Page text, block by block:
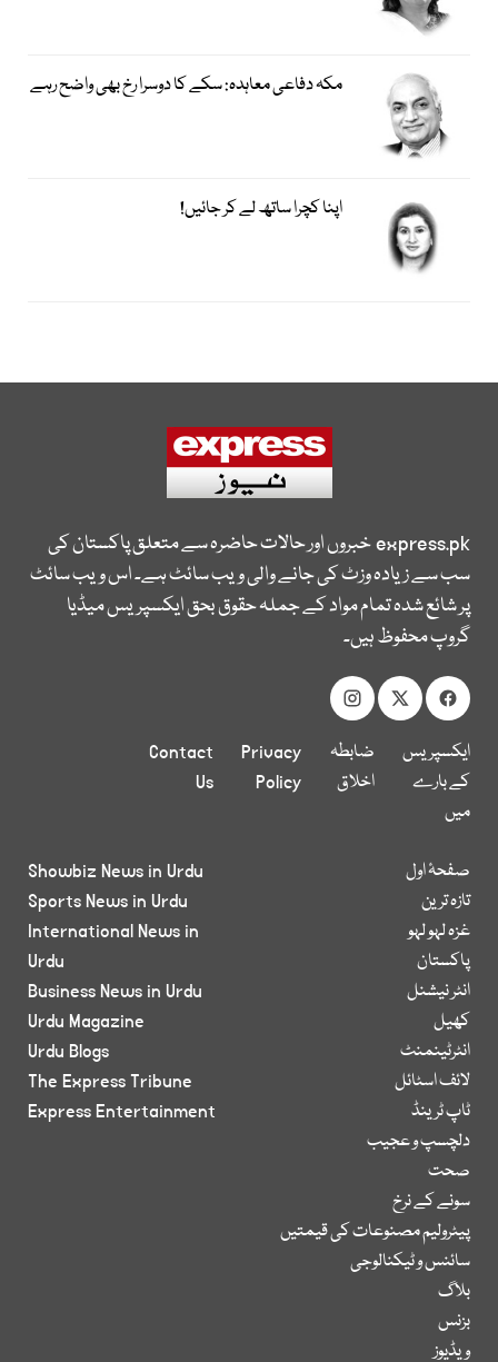
مکہ دفاعی معاہدہ: سکے کا دوسرا رخ بھی واضح رہے
اپنا کچرا ساتھ لے کر جائیں!
express.pkخبروں اور حالات حاضرہ سے متعلق پاکستان کی
سب سے زیادہ وزٹ کی جانے والی ویب سائٹ ہے۔ اس ویب سائٹ
پر شائع شدہ تمام مواد کے جملہ حقوق بحق ایکسپریس میڈیا
گروپ محفوظ ہیں۔
ایکسپریس
کے بارے
میں
ضابطہ
اخلاق
Privacy
Policy
Contact
Us
صفحۂ اول
تازہ ترین
غزہ لہو لہو
پاکستان
انٹر نیشنل
کھیل
انٹرٹینمنٹ
لائف اسٹائل
ٹاپ ٹرینڈ
دلچسپ و عجیب
صحت
سونے کے نرخ
پیٹرولیم مصنوعات کی قیمتیں
سائنس و ٹیکنالوجی
بلاگ
بزنس
ویڈیوز
Showbiz News in Urdu
Sports News in Urdu
International News in
Urdu
Business News in Urdu
Urdu Magazine
Urdu Blogs
The Express Tribune
Express Entertainment